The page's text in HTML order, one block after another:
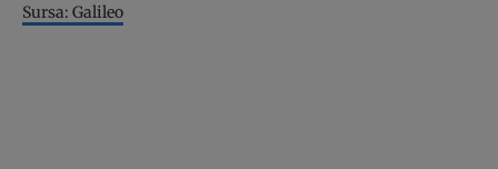
Sursa: Galileo